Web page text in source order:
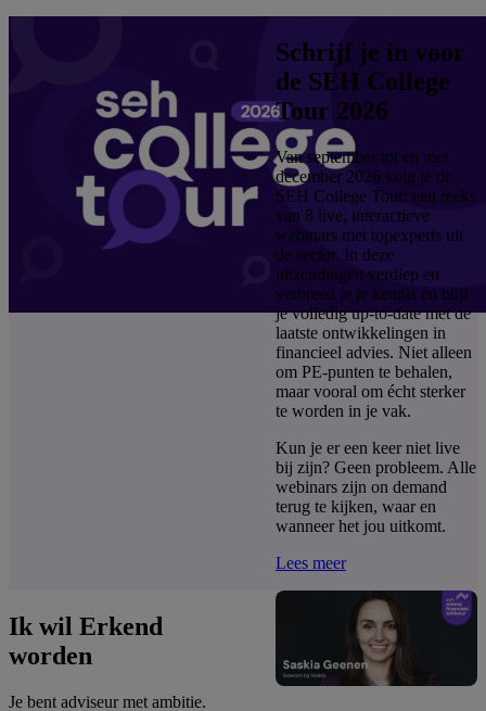
Schrijf je in voor
de SEH College
Tour 2026
Van september tot en met
december 2026 volg je de
SEH College Tour: een reeks
van 8 live, interactieve
webinars met topexperts uit
de sector. In deze
uitzendingen verdiep en
verbreed je je kennis én blijf
je volledig up-to-date met de
laatste ontwikkelingen in
financieel advies. Niet alleen
om PE-punten te behalen,
maar vooral om écht sterker
te worden in je vak.
Kun je er een keer niet live
bij zijn? Geen probleem. Alle
webinars zijn on demand
terug te kijken, waar en
wanneer het jou uitkomt.
Lees meer
Ik wil Erkend
worden
Je bent adviseur met ambitie.